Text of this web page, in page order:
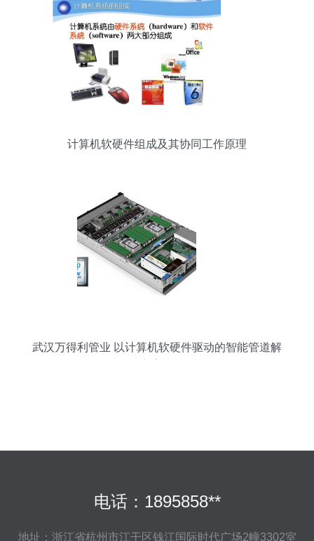
计算机软硬件组成及其协同工作原理
武汉万得利管业 以计算机软硬件驱动的智能管道解
电话：1895858**
地址：浙江省杭州市江干区钱江国际时代广场2幢3302室